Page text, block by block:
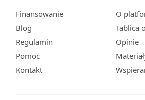
Finansowanie
Blog
Regulamin
Pomoc
Kontakt
O
Tablica
Opinie